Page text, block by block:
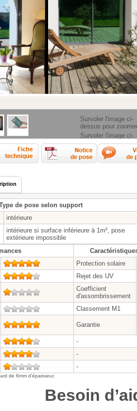
Survoler l'image ci-
dessus pour zoomer
Survoler l'image ci-
dessus pour zoomer
Comment prendre les mesures ?
Fiche technique
de pose selon support
intérieure
intérieure si surface inférieure à 1m², pose
extérieure impossible
Protection solaire
Rejet des UV
Coefficient
d'assombrissement
Classement M1
Garantie
-
-
-
de 6mm d'épaisseur.
Besoin